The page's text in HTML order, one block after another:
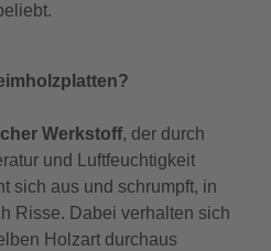
Werkstoff, der durch
und Luftfeuchtigkeit
sich aus und schrumpft, in
Risse. Dabei verhalten sich
Holzart durchaus